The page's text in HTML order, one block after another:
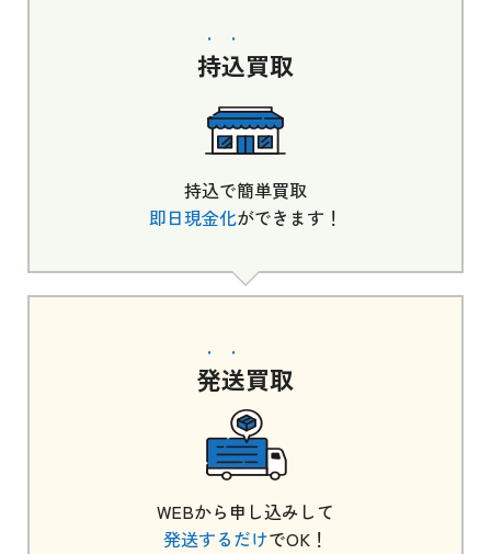
持込買取
持込で簡単買取
即日現金化ができます！
発送買取
WEBから申し込みして
発送するだけでOK！